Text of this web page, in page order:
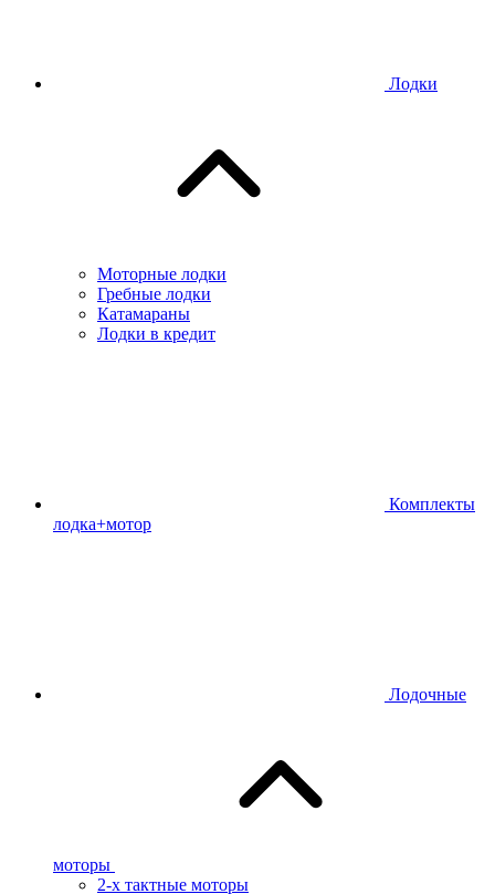
Лодки
Моторные лодки
Гребные лодки
Катамараны
Лодки в кредит
Комплекты
лодка+мотор
Лодочные
моторы
2-х тактные моторы